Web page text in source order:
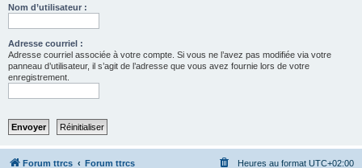
Nom d’utilisateur :
Adresse courriel :
Adresse courriel associée à votre compte. Si vous ne l’avez pas modifiée via votre
panneau d’utilisateur, il s’agit de l’adresse que vous avez fournie lors de votre
enregistrement.
Forum ttrcs Forum ttrcs Heures au format UTC+02:00